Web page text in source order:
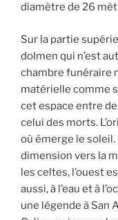
diamètre de 26
Sur la partie
dolmen qui n’est
chambre funéraire
matérielle comme
cet espace entre
celui des morts.
où émerge le soleil.
dimension vers la
les celtes, l’ouest
aussi, à l’eau et à
une légende à San